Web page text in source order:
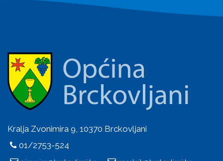
Kralja Zvonimira 9, 10370 Brckovljani
01/2753-524